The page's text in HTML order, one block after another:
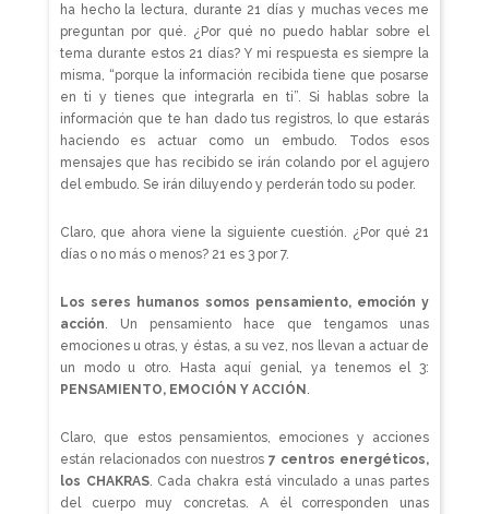
ha hecho la lectura, durante 21 días y muchas veces me
preguntan por qué. ¿Por qué no puedo hablar sobre el
tema durante estos 21 días? Y mi respuesta es siempre la
misma, “porque la información recibida tiene que posarse
en ti y tienes que integrarla en ti”. Si hablas sobre la
información que te han dado tus registros, lo que estarás
haciendo es actuar como un embudo. Todos esos
mensajes que has recibido se irán colando por el agujero
del embudo. Se irán diluyendo y perderán todo su poder.
Claro, que ahora viene la siguiente cuestión. ¿Por qué 21
días o no más o menos? 21 es 3 por 7.
Los seres humanos somos pensamiento, emoción y
acción. Un pensamiento hace que tengamos unas
emociones u otras, y éstas, a su vez, nos llevan a actuar de
un modo u otro. Hasta aquí genial, ya tenemos el 3:
PENSAMIENTO, EMOCIÓN Y ACCIÓN .
Claro, que estos pensamientos, emociones y acciones
están relacionados con nuestros7 centros energéticos,
los CHAKRAS. Cada chakra está vinculado a unas partes
del cuerpo muy concretas. A él corresponden unas